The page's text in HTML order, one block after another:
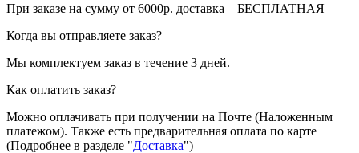
При заказе на сумму от 6000р. доставка – БЕСПЛАТНАЯ
Когда вы отправляете заказ?
Мы комплектуем заказ в течение 3 дней.
Как оплатить заказ?
Можно оплачивать при получении на Почте (Наложенным
платежом). Также есть предварительная оплата по карте
(Подробнее в разделе "Доставка")